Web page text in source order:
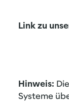
Link zu
Hinweis:
Systeme